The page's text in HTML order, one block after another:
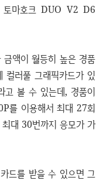
토마호크 DUO V2 D6
액이 월등히 높은 경품
러풀 그래픽카드가 있
고 볼 수 있는데, 경품이
를 이용해서 최대 27회
대 30번까지 응모가 가
드를 받을 수 있으면 그